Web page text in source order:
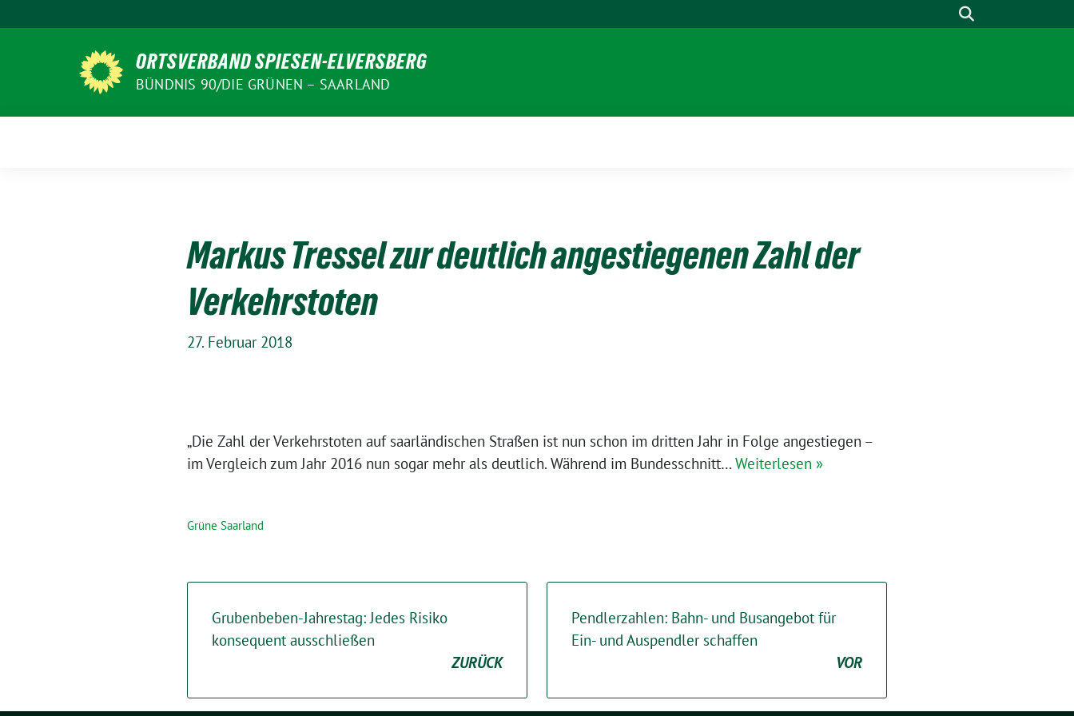
zum
Suche
ORTSVERBAND SPIESEN-ELVERSBERG
BÜNDNIS 90/DIE GRÜNEN – SAARLAND
Markus Tressel zur deutlich angestiegenen Zahl der
Verkehrstoten
27. Februar 2018
„Die Zahl der Verkehrstoten auf saarländischen Straßen ist nun schon im dritten Jahr in Folge angestiegen –
im Vergleich zum Jahr 2016 nun sogar mehr als deutlich. Während im Bundesschnitt… Weiterlesen »
Grüne Saarland
Grubenbeben-Jahrestag: Jedes Risiko
konsequent ausschließen
ZURÜCK
Pendlerzahlen: Bahn- und Busangebot für
Ein- und Auspendler schaffen
VOR